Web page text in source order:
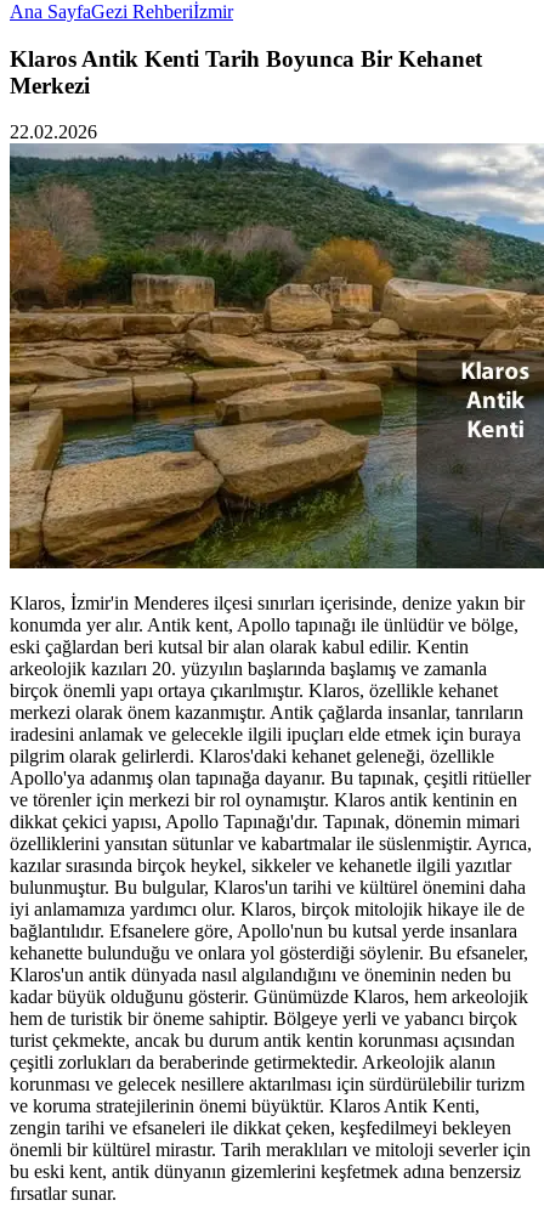
Ana SayfaGezi Rehberiİzmir
Klaros Antik Kenti Tarih Boyunca Bir Kehanet
Merkezi
22.02.2026
Klaros, İzmir'in Menderes ilçesi sınırları içerisinde, denize yakın bir
konumda yer alır. Antik kent, Apollo tapınağı ile ünlüdür ve bölge,
eski çağlardan beri kutsal bir alan olarak kabul edilir. Kentin
arkeolojik kazıları 20. yüzyılın başlarında başlamış ve zamanla
birçok önemli yapı ortaya çıkarılmıştır. Klaros, özellikle kehanet
merkezi olarak önem kazanmıştır. Antik çağlarda insanlar, tanrıların
iradesini anlamak ve gelecekle ilgili ipuçları elde etmek için buraya
pilgrim olarak gelirlerdi. Klaros'daki kehanet geleneği, özellikle
Apollo'ya adanmış olan tapınağa dayanır. Bu tapınak, çeşitli ritüeller
ve törenler için merkezi bir rol oynamıştır. Klaros antik kentinin en
dikkat çekici yapısı, Apollo Tapınağı'dır. Tapınak, dönemin mimari
özelliklerini yansıtan sütunlar ve kabartmalar ile süslenmiştir. Ayrıca,
kazılar sırasında birçok heykel, sikkeler ve kehanetle ilgili yazıtlar
bulunmuştur. Bu bulgular, Klaros'un tarihi ve kültürel önemini daha
iyi anlamamıza yardımcı olur. Klaros, birçok mitolojik hikaye ile de
bağlantılıdır. Efsanelere göre, Apollo'nun bu kutsal yerde insanlara
kehanette bulunduğu ve onlara yol gösterdiği söylenir. Bu efsaneler,
Klaros'un antik dünyada nasıl algılandığını ve öneminin neden bu
kadar büyük olduğunu gösterir. Günümüzde Klaros, hem arkeolojik
hem de turistik bir öneme sahiptir. Bölgeye yerli ve yabancı birçok
turist çekmekte, ancak bu durum antik kentin korunması açısından
çeşitli zorlukları da beraberinde getirmektedir. Arkeolojik alanın
korunması ve gelecek nesillere aktarılması için sürdürülebilir turizm
ve koruma stratejilerinin önemi büyüktür. Klaros Antik Kenti,
zengin tarihi ve efsaneleri ile dikkat çeken, keşfedilmeyi bekleyen
önemli bir kültürel mirastır. Tarih meraklıları ve mitoloji severler için
bu eski kent, antik dünyanın gizemlerini keşfetmek adına benzersiz
fırsatlar sunar.